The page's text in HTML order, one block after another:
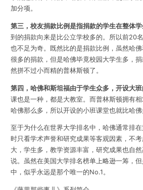
加分项。
第三，校友捐款比例是指捐款的学生在整体学
到的捐款向来是比公立学校多的。所以前20
也不足为奇。既然比的是捐款比例，虽然哈
很多的捐款，但是哈佛毕竟校园大学生多，
然拼不过小而精的普林斯顿了。
第四，哈佛和斯坦福由于学生众多，开设大
课也是一种，都是大教室。而普林斯顿拥有
哈佛那么多，所以开设的小班课堂也就比哈佛
至于为什么在世界大学排名中，哈佛通常排
时只看学术声誉和研究成果等客观因素，不
大，学生多，教学资源丰富，研究成果也自
说。虽然在美国大学排名榜单上略逊一筹，
中，似乎永远是那个唯一的No.1。